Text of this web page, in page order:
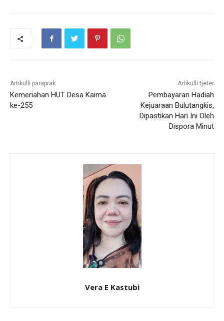
Artikulli paraprak
Kemeriahan HUT Desa Kaima
ke-255
Artikulli tjetër
Pembayaran Hadiah
Kejuaraan Bulutangkis,
Dipastikan Hari Ini Oleh
Dispora Minut
Vera E Kastubi